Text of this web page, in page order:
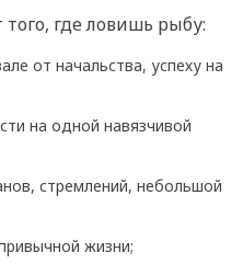
того, где ловишь рыбу:
от начальства, успеху на
на одной навязчивой
стремлений, небольшой
жизни;